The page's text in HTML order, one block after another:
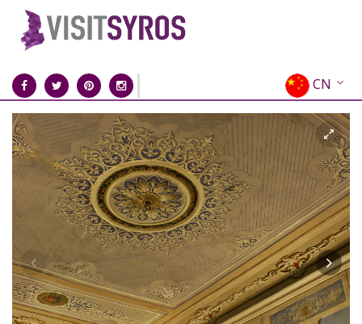
CN
EN
EL
FR
DE
IT
ES
RU